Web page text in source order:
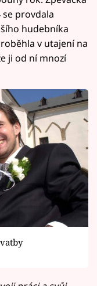
se provdala
hudebníka
v utajení na
ji od ní mnozí